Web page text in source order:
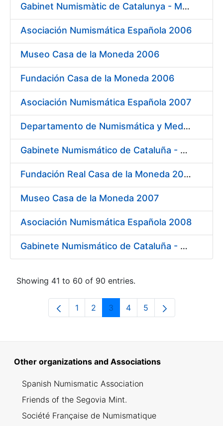
Gabinet Numismàtic de Catalunya - MNAC 2006
Asociación Numismática Española 2006
Museo Casa de la Moneda 2006
Fundación Casa de la Moneda 2006
Asociación Numismática Española 2007
Departamento de Numismática y Medallística - Museo Arqueológico Nacional 2007
Gabinete Numismático de Cataluña - Museo Nacional de Arte de Cataluña 2007
Fundación Real Casa de la Moneda 2007
Museo Casa de la Moneda 2007
Asociación Numismática Española 2008
Gabinete Numismático de Cataluña - Museo Nacional de Arte de Cataluña 2008
Showing 41 to 60 of 90 entries.
Page
1 Page
2 Page
3 Page
4 Page
5
Other organizations and Associations
Spanish Numismatic Association
Friends of the Segovia Mint.
Société Française de Numismatique